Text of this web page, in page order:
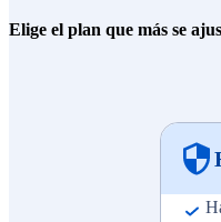
Elige el plan que más se